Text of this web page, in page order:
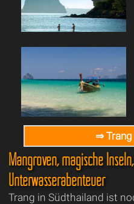
⇒
Mangroven, magische
Unterwasserabenteuer
Trang in Südthailand ist